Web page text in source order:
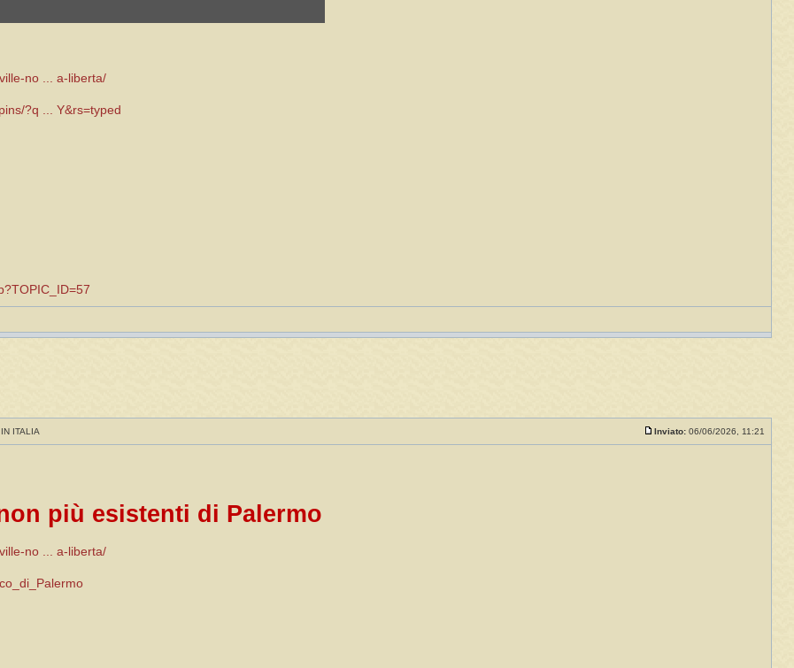
no ... a-liberta/
?q ... Y&rs=typed
ITALIA Inviato: 06/06/2026, 11:21
più esistenti di Palermo
no ... a-liberta/